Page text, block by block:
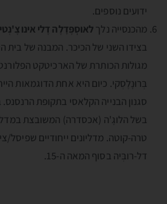
ידועים נוספים.
מהכנסייה נלך לאוסְְפֶּדָלֶה דֶלי אינוצֶ'נְטי
בצידו השני של הכיכר. המבנה של בית
מגולות הכותרת של הארכיטקט
בְּרוּנִֶלֶסְקי. כיום היא אחת הדוגמאות
סגנון הבנייה הקלאסי בתקופת הרנסנס.
בשל הלוגָ'ה (אכסדרה) המשובצת
טרה-קוטה. מדליונים ייחודיים שפיסל/
דל-רובְּיה בסוף המאה ה-15.